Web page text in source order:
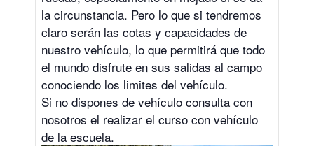
la circunstancia. Pero lo que si tendremos
claro serán las cotas y capacidades de
nuestro vehículo, lo que permitirá que todo
el mundo disfrute en sus salidas al campo
conociendo los limites del vehículo.
Si no dispones de vehículo consulta con
nosotros el realizar el curso con vehículo
de la escuela.